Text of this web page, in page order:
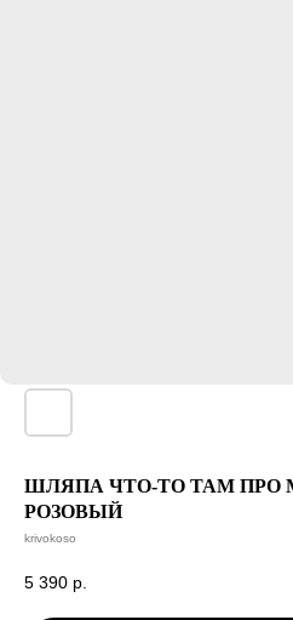
ШЛЯПА ЧТО-ТО ТАМ ПРО
РОЗОВЫЙ
krivokoso
5 390 р.